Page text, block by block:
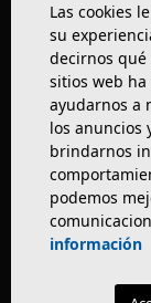
Cartera
Inmo Olaya
Venta de edificios
Comprar
Negocios en
Las cookies
su
decirnos
sitios web
ayudarnos a
los anuncios
brindarnos
podemos
información